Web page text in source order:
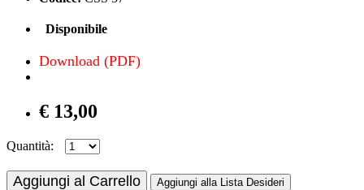
Disponibile
Download (PDF)
€ 13,00
Quantità:
Aggiungi al Carrello Aggiungi alla Lista Desideri